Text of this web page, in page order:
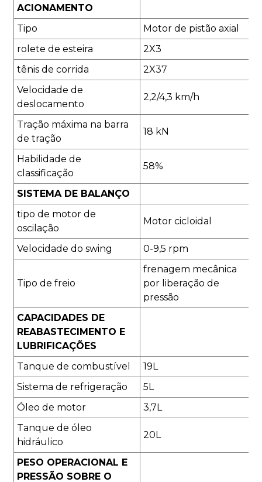
ACIONAMENTO
Tipo
Motor de pistão axial
rolete de esteira
2X3
tênis de corrida
2X37
Velocidade de
deslocamento
2,2/4,3 km/h
Tração máxima na barra
de tração
18 kN
Habilidade de
classificação
58%
SISTEMA DE BALANÇO
tipo de motor de
oscilação
Motor cicloidal
Velocidade do swing 0-9,5 rpm
Tipo de freio
frenagem mecânica
por liberação de
pressão
CAPACIDADES DE
REABASTECIMENTO E
LUBRIFICAÇÕES
Tanque de combustível
19L
Sistema de refrigeração
5L
Óleo de motor
3,7L
Tanque de óleo
hidráulico
20L
PESO OPERACIONAL E
PRESSÃO SOBRE O